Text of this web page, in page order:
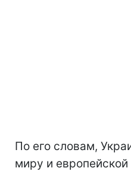
По его словам,
миру и европейской